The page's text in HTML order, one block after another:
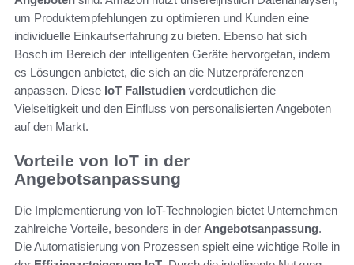
um Produktempfehlungen zu optimieren und Kunden eine
individuelle Einkaufserfahrung zu bieten. Ebenso hat sich
Bosch im Bereich der intelligenten Geräte hervorgetan, indem
es Lösungen anbietet, die sich an die Nutzerpräferenzen
anpassen. Diese IoT Fallstudien verdeutlichen die
Vielseitigkeit und den Einfluss von personalisierten Angeboten
auf den Markt.
Vorteile von IoT in der
Angebotsanpassung
Die Implementierung von IoT-Technologien bietet Unternehmen
zahlreiche Vorteile, besonders in der Angebotsanpassung.
Die Automatisierung von Prozessen spielt eine wichtige Rolle in